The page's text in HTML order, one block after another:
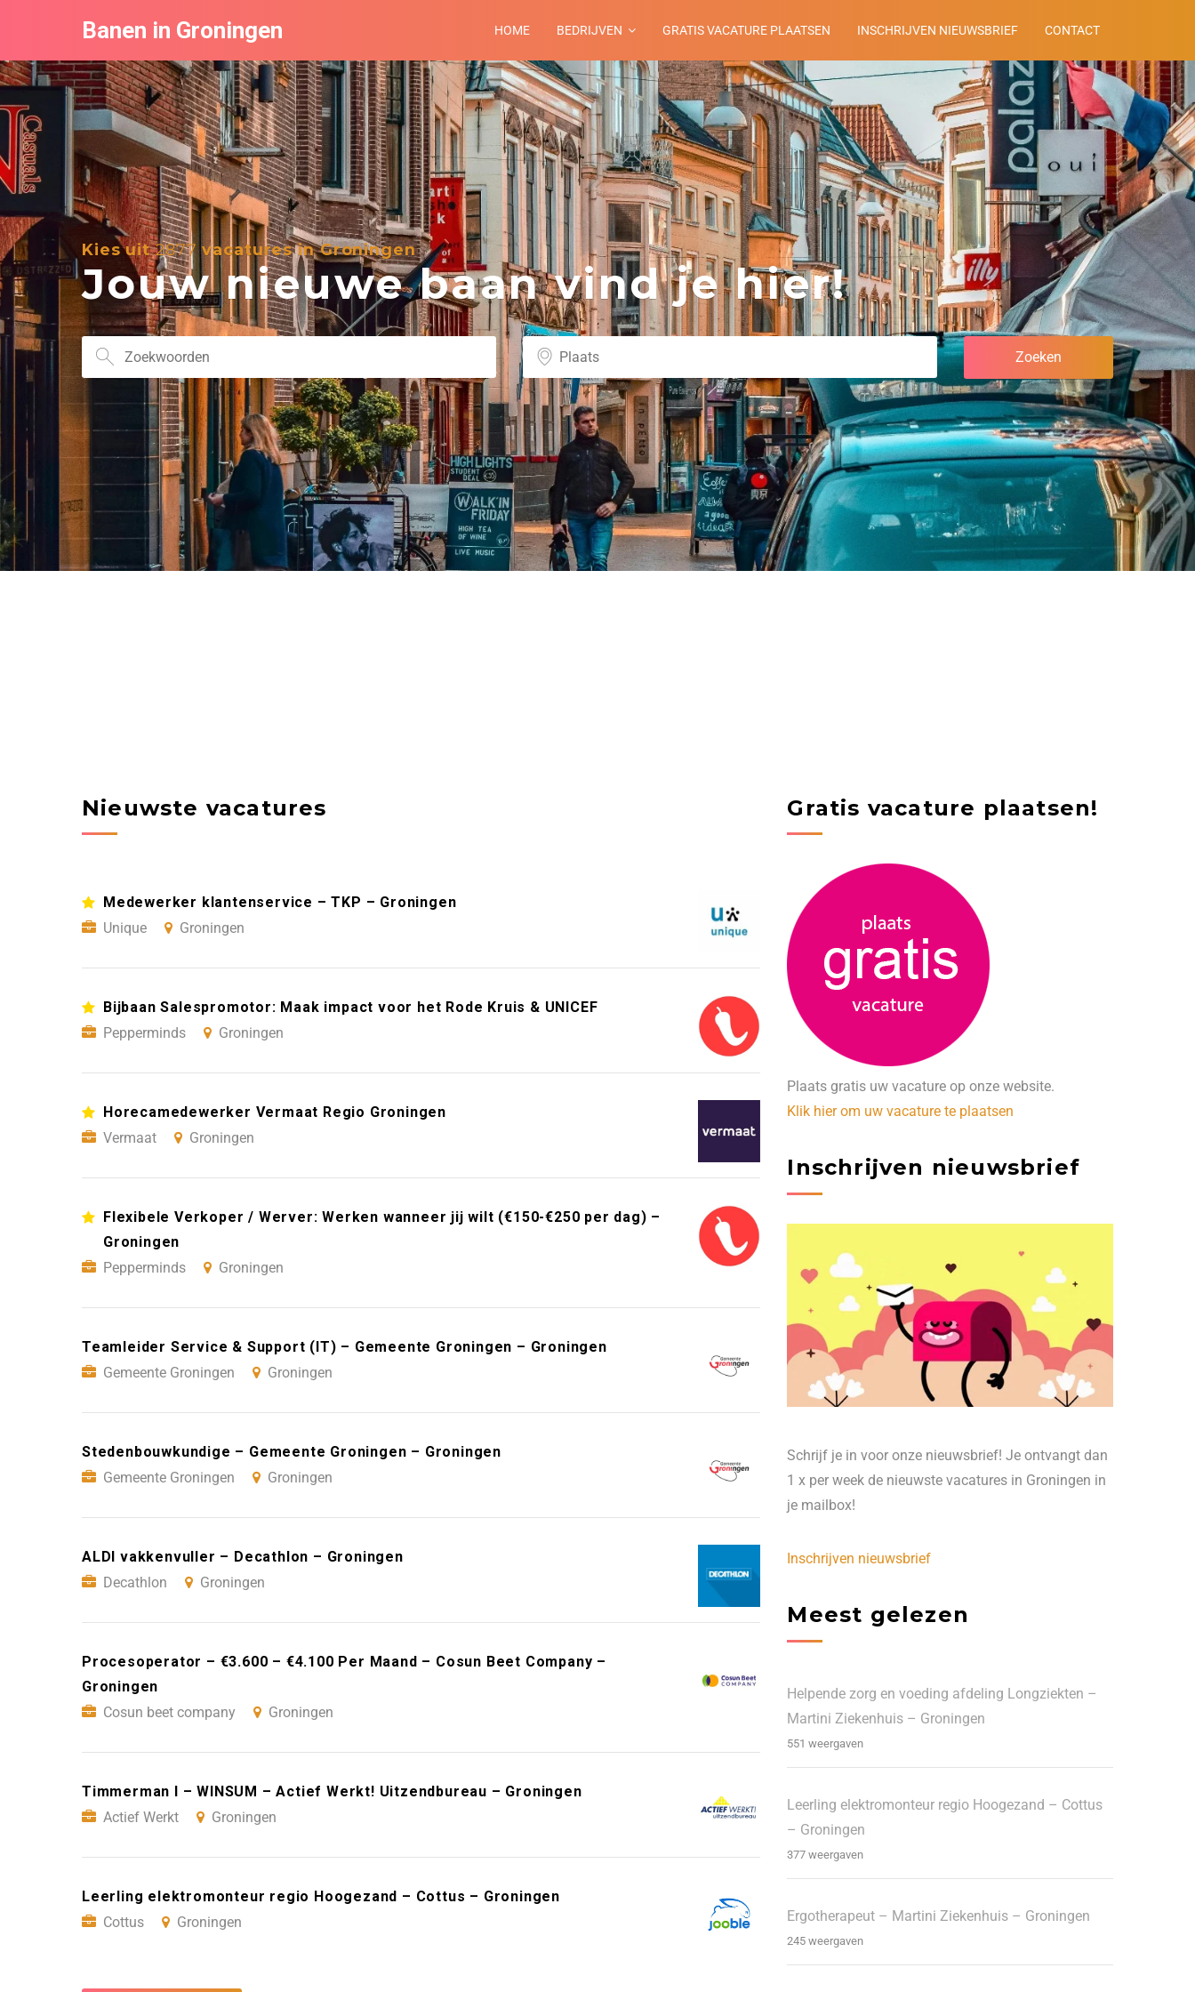
Banen in Groningen HOME BEDRIJVEN GRATIS VACATURE PLAATSEN INSCHRIJVEN NIEUWSBRIEF CONTACT
Kies uit2877 vacatures in Groningen
Jouw nieuwe baan vind je hier!
Nieuwste vacatures
Medewerker klantenservice – TKP – Groningen
Unique
Groningen
Bijbaan Salespromotor: Maak impact voor het Rode Kruis & UNICEF
Pepperminds
Groningen
Horecamedewerker Vermaat Regio Groningen
Vermaat
Groningen
Flexibele Verkoper / Werver: Werken wanneer jij wilt (€150-€250 per dag) –
Groningen
Pepperminds
Groningen
Teamleider Service & Support (IT) – Gemeente Groningen – Groningen
Gemeente Groningen
Groningen
Stedenbouwkundige – Gemeente Groningen – Groningen
Gemeente Groningen
Groningen
ALDI vakkenvuller – Decathlon – Groningen
Decathlon
Groningen
Procesoperator – €3.600 – €4.100 Per Maand – Cosun Beet Company –
Groningen
Cosun beet company
Groningen
Timmerman I – WINSUM – Actief Werkt! Uitzendbureau – Groningen
Actief Werkt
Groningen
Leerling elektromonteur regio Hoogezand – Cottus – Groningen
Cottus
Groningen
Gratis vacature plaatsen!
Plaats gratis uw vacature op onze website.
Klik hier om uw vacature te plaatsen
Inschrijven nieuwsbrief
Schrijf je in voor onze nieuwsbrief! Je ontvangt dan
1 x per week de nieuwste vacatures in Groningen in
je mailbox!
Inschrijven nieuwsbrief
Meest gelezen
Helpende zorg en voeding afdeling Longziekten –
Martini Ziekenhuis – Groningen
551 weergaven
Leerling elektromonteur regio Hoogezand – Cottus
– Groningen
377 weergaven
Ergotherapeut – Martini Ziekenhuis – Groningen
245 weergaven